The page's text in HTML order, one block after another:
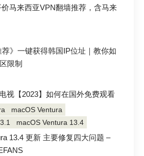
马来西亚VPN翻墙推荐，含马来
荐》一键获得韩国IP位址｜教你如
限制
视【2023】如何在国外免费观看
macOS Ventura
macOS Ventura 13.4
13.4 更新 主要修复四大问题 –